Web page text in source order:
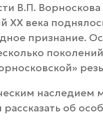
В.П.
ХХ века
признание.
наследием
об